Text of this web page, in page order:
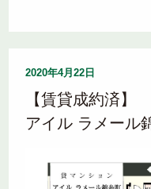
2020年4月22日
【賃貸成約済】
アイル ラメール